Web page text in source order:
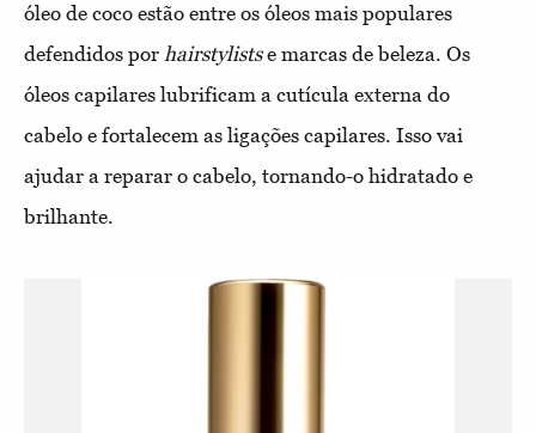
óleo de coco estão entre os óleos mais populares
defendidos por hairstylistse marcas de beleza. Os
óleos capilares lubrificam a cutícula externa do
cabelo e fortalecem as ligações capilares. Isso vai
ajudar a reparar o cabelo, tornando-o hidratado e
brilhante.